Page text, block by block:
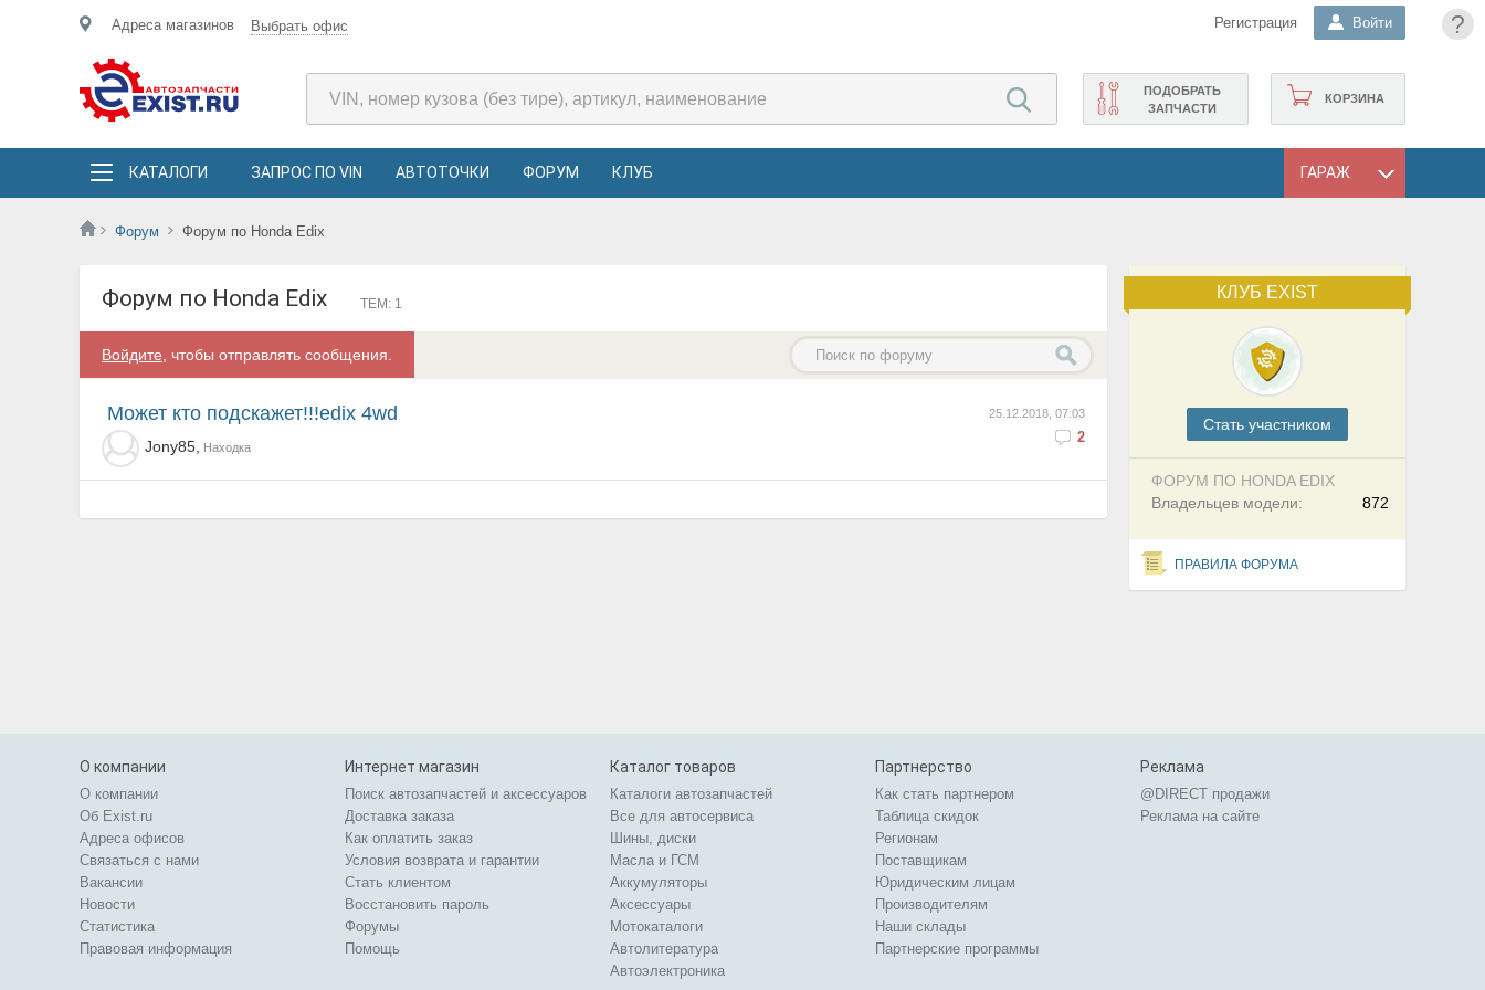
?
Адреса магазинов Выбрать офис Регистрация Войти
КОРЗИНА
ПОДОБРАТЬ
ЗАПЧАСТИ
КАТАЛОГИ ЗАПРОС ПО VIN АВТОТОЧКИ ФОРУМ КЛУБ ГАРАЖ
Форум Форум по Honda Edix
КЛУБ EXIST
Cтать участником
ФОРУМ ПО HONDA EDIX
872
Владельцев модели:
ПРАВИЛА ФОРУМА
Форум по Honda Edix ТЕМ: 1
Войдите , чтобы отправлять сообщения.
25.12.2018, 07:03
2
может кто подскажет!!!edix 4wd
Jony85, Находка
О компании
О компании
Об Exist.ru
Адреса офисов
Связаться с нами
Вакансии
Новости
Статистика
Правовая информация
Интернет магазин
Поиск автозапчастей и аксессуаров
Доставка заказа
Как оплатить заказ
Условия возврата и гарантии
Стать клиентом
Восстановить пароль
Форумы
Помощь
Каталог товаров
Каталоги автозапчастей
Все для автосервиса
Шины, диски
Масла и ГСМ
Аккумуляторы
Аксессуары
Мотокаталоги
Автолитература
Автоэлектроника
Партнерство
Как стать партнером
Таблица скидок
Регионам
Поставщикам
Юридическим лицам
Производителям
Наши склады
Партнерские программы
Реклама
@DIRECT продажи
Реклама на сайте